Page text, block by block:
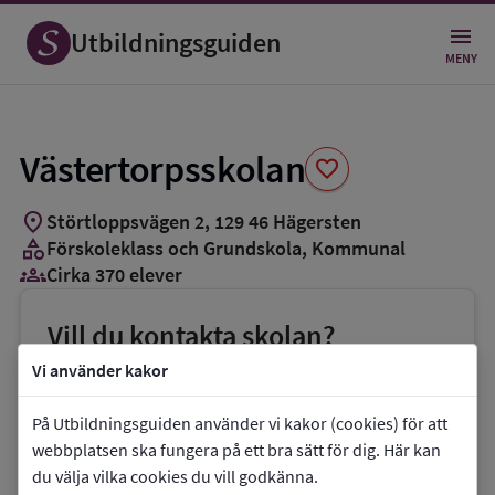
Vi använder kakor
På Utbildningsguiden använder vi kakor (cookies) för att
webbplatsen ska fungera på ett bra sätt för dig. Här kan
du välja vilka cookies du vill godkänna.
Utbildningsguiden MENY
Västertorpsskolan favorite
Spara
som
favorit
location_on Störtloppsvägen 2, 12946 Hägersten
categoryFörskoleklass och Grundskola, Kommunal
groups_3Cirka 370 elever
Vill du kontakta skolan?
phoneTelefon:08-50845770
E-post:
vastertorpsskolan@edu.stockholm.se
link Webbplats: Västertorpsskolan